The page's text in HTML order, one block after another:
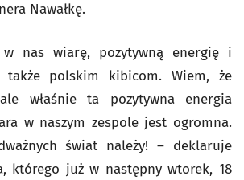
Nawałkę.
w nas wiarę, pozytywną energię i
polskim kibicom. Wiem, że
właśnie ta pozytywna energia
w naszym zespole jest ogromna.
świat należy! – deklaruje
którego już w następny wtorek, 18